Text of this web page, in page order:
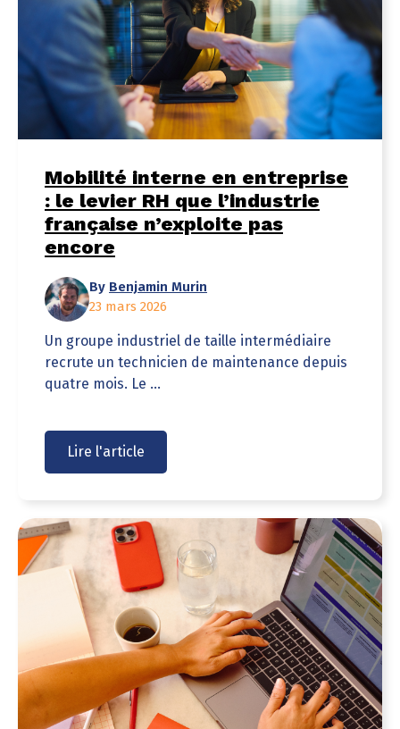
Mobilité interne en entreprise
: le levier RH que l’industrie
française n’exploite pas
encore
By Benjamin Murin
23 mars 2026
Un groupe industriel de taille intermédiaire
recrute un technicien de maintenance depuis
quatre mois. Le ...
Lire l'article